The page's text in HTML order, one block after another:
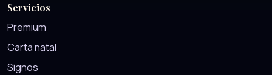
Servicios
Premium
Carta natal
Signos